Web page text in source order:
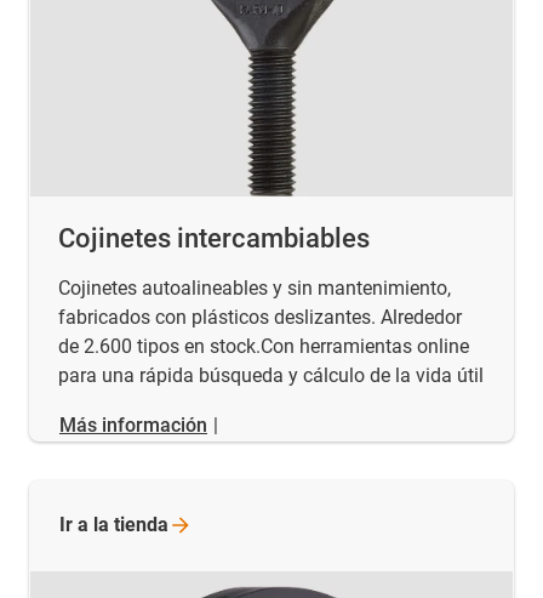
Cojinetes intercambiables
Cojinetes autoalineables y sin mantenimiento,
fabricados con plásticos deslizantes. Alrededor
de 2.600 tipos en stock.Con herramientas online
para una rápida búsqueda y cálculo de la vida útil
Más información |
Ir a la tienda